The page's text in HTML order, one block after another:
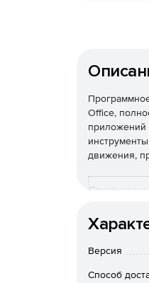
Office,
приложений
движения,
Что
Версия
Способ